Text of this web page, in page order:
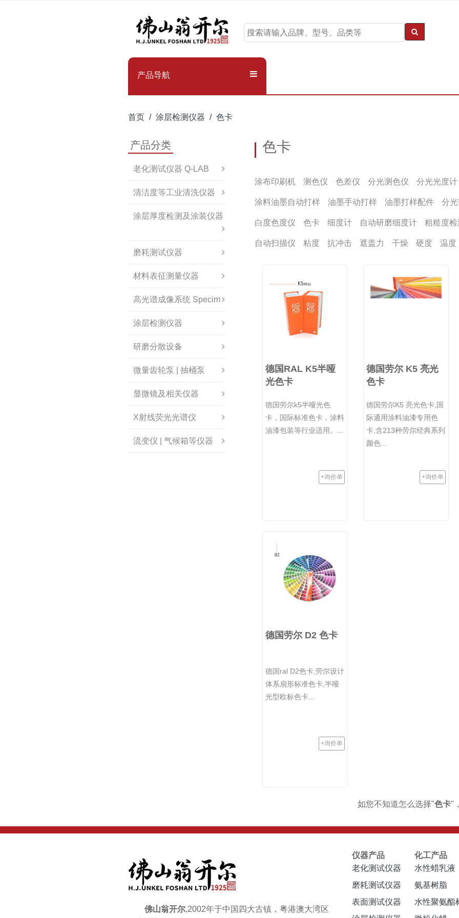
产品导航
首页 涂层检测仪器 色卡
产品分类
老化测试仪器 Q-LAB
清洁度等工业清洗仪器
涂层厚度检测及涂装仪器
磨耗测试仪器
材料表征测量仪器
高光谱成像系统 Specim
涂层检测仪器
研磨分散设备
微量齿轮泵 | 抽桶泵
显微镜及相关仪器
X射线荧光光谱仪
流变仪 | 气候箱等仪器
色卡
涂布印刷机 测色仪 色差仪 分光测色仪 分光光度计
涂料油墨自动打样 油墨手动打样 油墨打样配件 分
白度色度仪 色卡 细度计 自动研磨细度计 粗糙度
自动扫描仪 粘度 抗冲击 遮盖力 干燥 硬度 温度
德国RAL K5半哑
光色卡
德国劳尔k5半哑光色
卡，国际标准色卡，涂料
油漆包装等行业适用。...
+询价单
德国劳尔 K5 亮光
色卡
德国劳尔K5 亮光色卡,国
际通用涂料油漆专用色
卡,含213种劳尔经典系列
颜色...
+询价单
德国劳尔 D2 色卡
德国ral D2色卡,劳尔设计
体系扇形标准色卡,半哑
光型欧标色卡...
+询价单
如您不知道怎么选择"色卡"
佛山翁开尔,2002年于中国四大古镇，粤港澳大湾区
仪器产品
老化测试仪器
磨耗测试仪器
表面测试仪器
化工产品
水性蜡乳液
氨基树脂
水性聚氨酯